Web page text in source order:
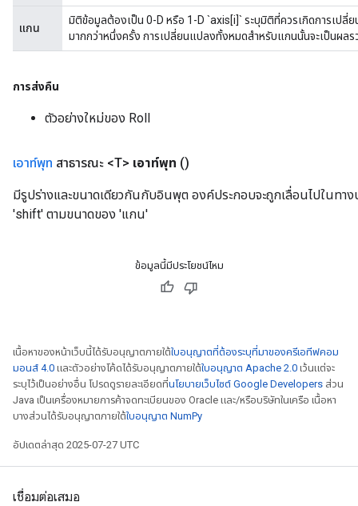
แกน
มิติข้อมูลต้องเป็น 0-D หรือ 1-D `axis[i]` ระบุมิติที่ควรเกิดการเป
มากกว่าหนึ่งครั้ง การเปลี่ยนแปลงทั้งหมดสำหรับแกนนั้นจะเป็นผ
การส่งคืน
ตัวอย่างใหม่ของ Roll
เอาท์พุท สาธารณะ <T> เอาท์พุท ()
มีรูปร่างและขนาดเดียวกันกับอินพุต องค์ประกอบจะถูกเลื่อนไปในทา
'shift' ตามขนาดของ 'แกน'
ข้อมูลนี้มีประโยชน์ไหม
เนื้อหาของหน้าเว็บนี้ได้รับอนุญาตภายใต้ใบอนุญาตที่ต้องระบุที่มาของครีเอทีฟคอม
มอนส์ 4.0 และตัวอย่างโค้ดได้รับอนุญาตภายใต้ใบอนุญาต Apache 2.0 เว้นแต่จะ
ระบุไว้เป็นอย่างอื่น โปรดดูรายละเอียดที่นโยบายเว็บไซต์ Google Developers ส่วน
Java เป็นเครื่องหมายการค้าจดทะเบียนของ Oracle และ/หรือบริษัทในเครือ เนื้อหา
บางส่วนได้รับอนุญาตภายใต้ใบอนุญาต NumPy
อัปเดตล่าสุด 2025-07-27 UTC
เชื่อมต่อเสมอ